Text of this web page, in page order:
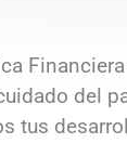
Financiera
del
tus